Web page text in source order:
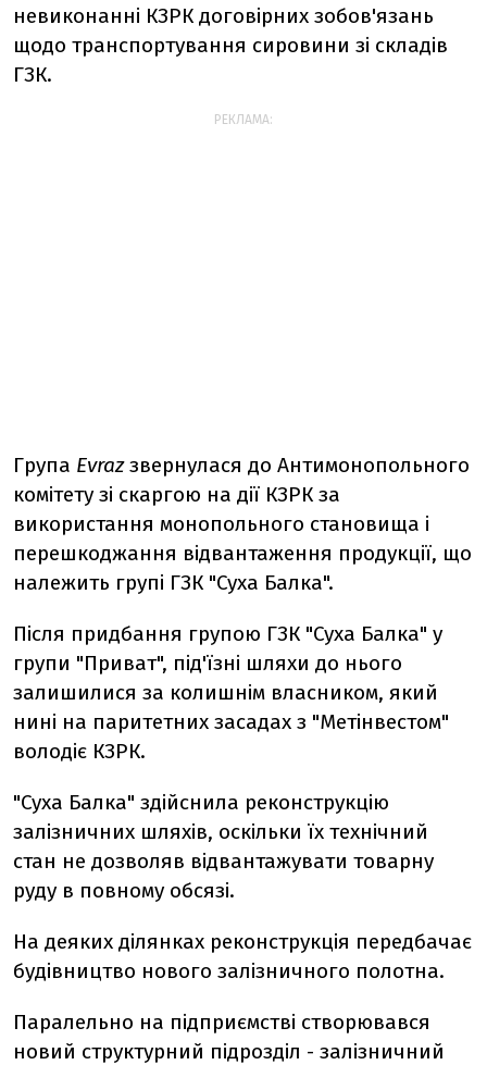
невиконанні КЗРК договірних зобов'язань
щодо транспортування сировини зі складів
ГЗК.
РЕКЛАМА:
Група Evrazзвернулася до Антимонопольного
комітету зі скаргою на дії КЗРК за
використання монопольного становища і
перешкоджання відвантаження продукції, що
належить групі ГЗК "Суха Балка".
Після придбання групою ГЗК "Суха Балка" у
групи "Приват", під'їзні шляхи до нього
залишилися за колишнім власником, який
нині на паритетних засадах з "Метінвестом"
володіє КЗРК.
"Суха Балка" здійснила реконструкцію
залізничних шляхів, оскільки їх технічний
стан не дозволяв відвантажувати товарну
руду в повному обсязі.
На деяких ділянках реконструкція передбачає
будівництво нового залізничного полотна.
Паралельно на підприємстві створювався
новий структурний підрозділ - залізничний